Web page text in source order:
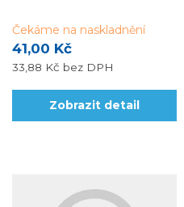
41,00 Kč
33,88 Kč bez DPH
Čekáme na naskladnění
Zobrazit detail